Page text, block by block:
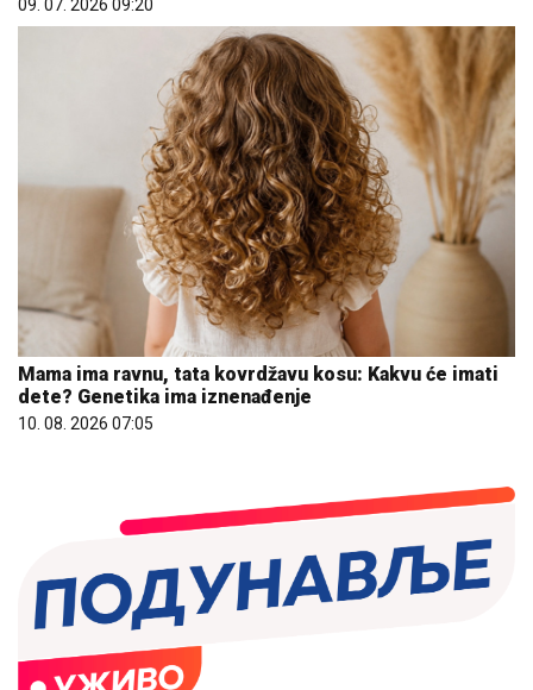
09. 07. 2026 09:20
Mama ima ravnu, tata kovrdžavu kosu: Kakvu će imati
dete? Genetika ima iznenađenje
10. 08. 2026 07:05